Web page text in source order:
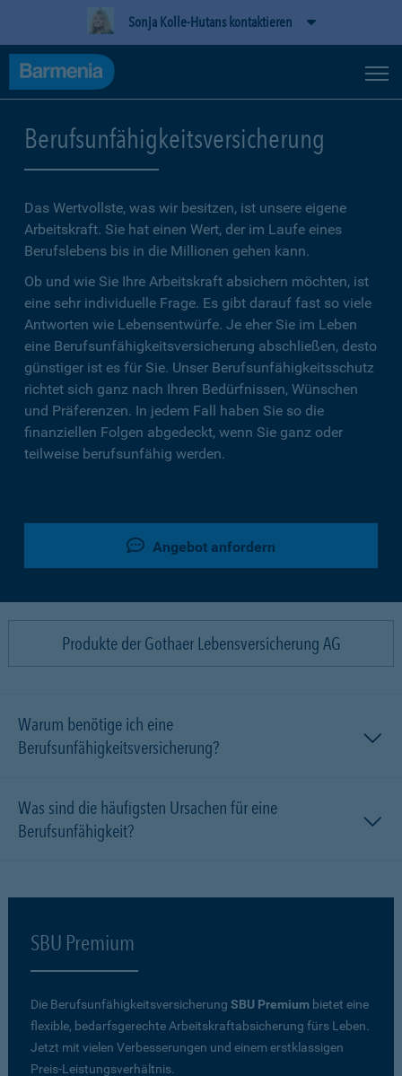
Sonja Kolle-Hutans kontaktieren
Berufsunfähigkeitsversicherung
Das Wertvollste, was wir besitzen, ist unsere eigene
Arbeitskraft. Sie hat einen Wert, der im Laufe eines
Berufslebens bis in die Millionen gehen kann.
Ob und wie Sie Ihre Arbeitskraft absichern möchten, ist
eine sehr individuelle Frage. Es gibt darauf fast so viele
Antworten wie Lebensentwürfe. Je eher Sie im Leben
eine Berufsunfähigkeitsversicherung abschließen, desto
günstiger ist es für Sie. Unser Berufsunfähigkeitsschutz
richtet sich ganz nach Ihren Bedürfnissen, Wünschen
und Präferenzen. In jedem Fall haben Sie so die
finanziellen Folgen abgedeckt, wenn Sie ganz oder
teilweise berufsunfähig werden.
Angebot anfordern
Produkte der Gothaer Lebensversicherung AG
Warum benötige ich eine
Berufsunfähigkeitsversicherung?
Was sind die häufigsten Ursachen für eine
Berufsunfähigkeit?
SBU Premium
Die Berufsunfähigkeitsversicherung SBU Premium bietet eine
flexible, bedarfsgerechte Arbeitskraftabsicherung fürs Leben.
Jetzt mit vielen Verbesserungen und einem erstklassigen
Preis-Leistungsverhältnis.